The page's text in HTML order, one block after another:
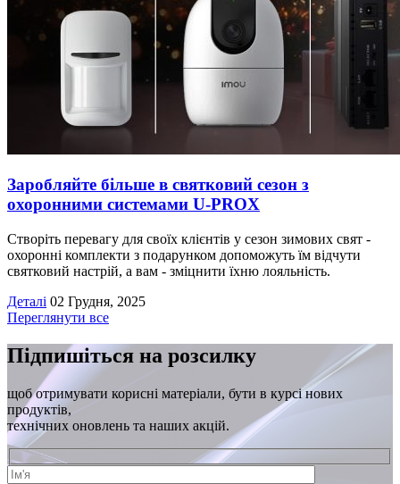
Заробляйте більше в святковий сезон з
охоронними системами U-PROX
Cтворіть перевагу для своїх клієнтів у сезон зимових свят -
охоронні комплекти з подарунком допоможуть їм відчути
святковий настрій, а вам - зміцнити їхню лояльність.
Деталі 02 Грудня, 2025
Переглянути все
Підпишіться на розсилку
щоб отримувати корисні матеріали, бути в курсі нових
продуктів,
технічних оновлень та наших акцій.